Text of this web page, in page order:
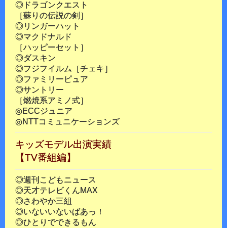
◎ドラゴンクエスト
［蘇りの伝説の剣］
◎リンガーハット
◎マクドナルド
［ハッピーセット］
◎ダスキン
◎フジフイルム［チェキ］
◎ファミリーピュア
◎サントリー
［燃焼系アミノ式］
◎ECCジュニア
◎NTTコミュニケーションズ
キッズモデル出演実績
【TV番組編】
◎週刊こどもニュース
◎天才テレビくんMAX
◎さわやか三組
◎いないいないばあっ！
◎ひとりでできるもん